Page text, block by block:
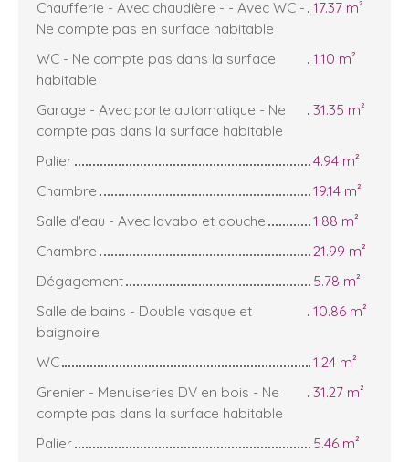
Chaufferie - Avec chaudière - - Avec WC -
Ne compte pas en surface habitable
17.37 m²
WC - Ne compte pas dans la surface
habitable
1.10 m²
Garage - Avec porte automatique - Ne
compte pas dans la surface habitable
31.35 m²
Palier
4.94 m²
Chambre
19.14 m²
Salle d'eau - Avec lavabo et douche
1.88 m²
Chambre
21.99 m²
Dégagement
5.78 m²
Salle de bains - Double vasque et
baignoire
10.86 m²
WC
1.24 m²
Grenier - Menuiseries DV en bois - Ne
compte pas dans la surface habitable
31.27 m²
Palier
5.46 m²